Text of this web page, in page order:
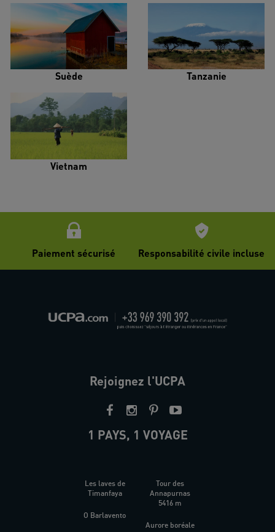
Suède Tanzanie
Vietnam
Paiement sécurisé Responsabilité civile incluse
Rejoignez l'UCPA
1 PAYS, 1 VOYAGE
Les laves de
Timanfaya
O Barlavento
Tour des
Annapurnas
5416 m
Aurore boréale